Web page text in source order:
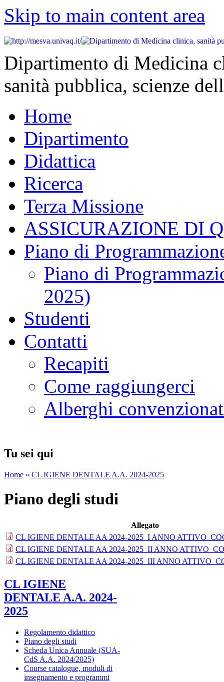
Skip to main content area
Dipartimento di Medicina
sanità pubblica, scienze
Home
Dipartimento
Didattica
Ricerca
Terza Missione
ASSICURAZIONE DI
Piano di
Piano di
2025)
Studenti
Contatti
Recapiti
Come raggiungerci
Alberghi
Tu sei qui
Home » CL IGIENE DENTALE A.A. 2024-2025
Piano degli studi
Allegato
CL IGIENE DENTALE AA 2024-2025_I ANNO
CL IGIENE DENTALE AA 2024-2025_II ANNO
CL IGIENE DENTALE AA 2024-2025_III ANNO
CL IGIENE
DENTALE A.A. 2024-
2025
Regolamento didattico
Piano degli studi
Scheda Unica Annuale (SUA-
CdS A.A. 2024/2025)
Course catalogue, moduli di
insegnamento e programmi